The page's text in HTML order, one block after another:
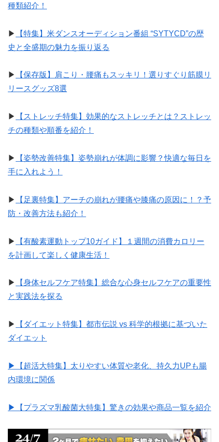
種類紹介！
▶︎
【特集】米ダンスオーディション番組 “SYTYCD”の歴
史と全盛期の魅力を振り返る
▶︎
【保存版】肩こり・腰痛もスッキリ！選りすぐり筋膜リ
リースグッズ8選
▶︎
【ストレッチ特集】効果的なストレッチとは？ストレッ
チの種類や順番を紹介！
▶︎
【姿勢改善特集】姿勢崩れが体調に影響？快適な毎日を
手に入れよう！
▶︎
【足裏特集】アーチの崩れが腰痛や膝痛の原因に！？予
防・改善方法も紹介！
▶︎
【有酸素運動トップ10ガイド】１週間の消費カロリー
を計画して楽しく健康生活！
▶︎
【身体セルフケア特集】総合な心身セルフケアの重要性
と実践法を探る
▶︎
【ダイエット特集】都市伝説 vs 科学的根拠に基づいた
ダイエット
▶︎【超活大特集】太りやすい体質や老化、持久力UPも腸
内環境に関係
▶︎【プラズマ乳酸菌大特集】驚きの効果や商品一覧を紹介